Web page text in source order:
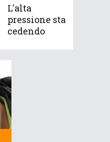
L'alta
pressione sta
cedendo